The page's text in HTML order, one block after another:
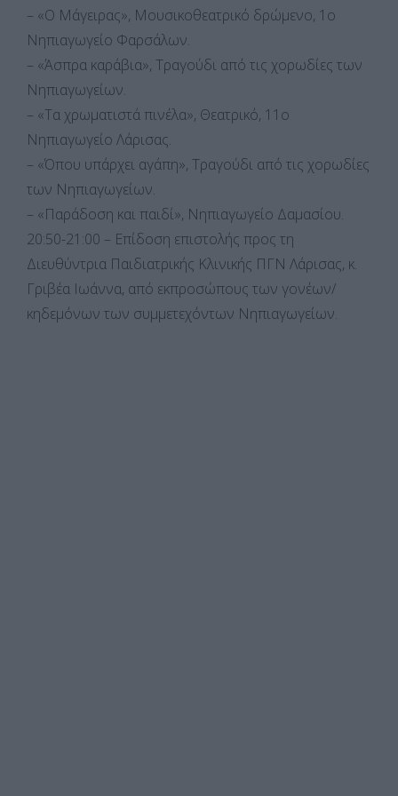
– «Ο Μάγειρας», Μουσικοθεατρικό δρώμενο, 1ο
Νηπιαγωγείο Φαρσάλων.
– «Άσπρα καράβια», Τραγούδι από τις χορωδίες των
Νηπιαγωγείων.
– «Τα χρωματιστά πινέλα», Θεατρικό, 11ο
Νηπιαγωγείο Λάρισας.
– «Όπου υπάρχει αγάπη», Τραγούδι από τις χορωδίες
των Νηπιαγωγείων.
– «Παράδοση και παιδί», Νηπιαγωγείο Δαμασίου.
20:50-21:00 – Επίδοση επιστολής προς τη
Διευθύντρια Παιδιατρικής Κλινικής ΠΓΝ Λάρισας, κ.
Γριβέα Ιωάννα, από εκπροσώπους των γονέων/
κηδεμόνων των συμμετεχόντων Νηπιαγωγείων.